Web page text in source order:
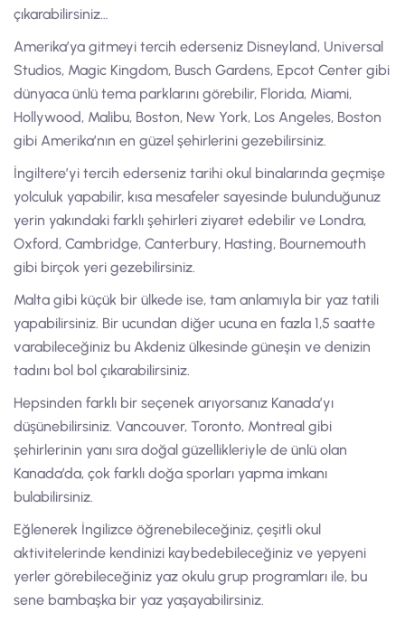
çıkarabilirsiniz…
Amerika’ya gitmeyi tercih ederseniz Disneyland, Universal
Studios, Magic Kingdom, Busch Gardens, Epcot Center gibi
dünyaca ünlü tema parklarını görebilir, Florida, Miami,
Hollywood, Malibu, Boston, New York, Los Angeles, Boston
gibi Amerika’nın en güzel şehirlerini gezebilirsiniz.
İngiltere’yi tercih ederseniz tarihi okul binalarında geçmişe
yolculuk yapabilir, kısa mesafeler sayesinde bulunduğunuz
yerin yakındaki farklı şehirleri ziyaret edebilir ve Londra,
Oxford, Cambridge, Canterbury, Hasting, Bournemouth
gibi birçok yeri gezebilirsiniz.
Malta gibi küçük bir ülkede ise, tam anlamıyla bir yaz tatili
yapabilirsiniz. Bir ucundan diğer ucuna en fazla 1,5 saatte
varabileceğiniz bu Akdeniz ülkesinde güneşin ve denizin
tadını bol bol çıkarabilirsiniz.
Hepsinden farklı bir seçenek arıyorsanız Kanada’yı
düşünebilirsiniz. Vancouver, Toronto, Montreal gibi
şehirlerinin yanı sıra doğal güzellikleriyle de ünlü olan
Kanada’da, çok farklı doğa sporları yapma imkanı
bulabilirsiniz.
Eğlenerek İngilizce öğrenebileceğiniz, çeşitli okul
aktivitelerinde kendinizi kaybedebileceğiniz ve yepyeni
yerler görebileceğiniz yaz okulu grup programları ile, bu
sene bambaşka bir yaz yaşayabilirsiniz.